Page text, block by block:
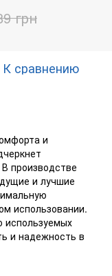
грн
К сравнению
и
производстве
и лучшие
использовании.
используемых
и надежность в